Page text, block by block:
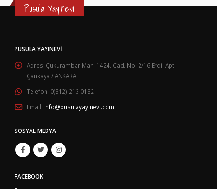
Pusula Yayınevi
PUSULA YAYINEVI
Adres: Çukurambar Mah. 1424. Cad. No: 2/16 Erdil Apt. -
Çankaya / ANKARA
Telefon: 0(312) 213 0132
Email: info@pusulayayinevi.com
SOSYAL MEDYA
FACEBOOK